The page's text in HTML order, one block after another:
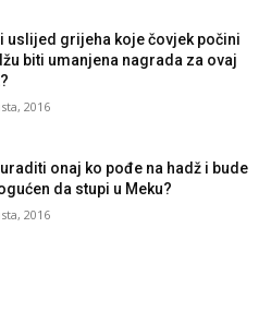
uslijed grijeha koje čovjek počini
biti umanjena nagrada za ovaj
2016
uraditi onaj ko pođe na hadž i bude
da stupi u Meku?
2016